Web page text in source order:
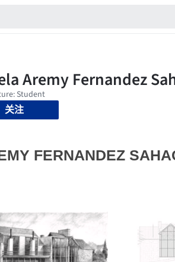
关注
FERNANDEZ